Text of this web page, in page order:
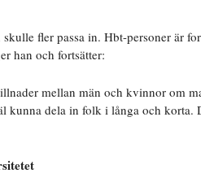
fler passa in. Hbt-personer är
han och fortsätter:
mellan män och kvinnor om
kunna dela in folk i långa och korta.